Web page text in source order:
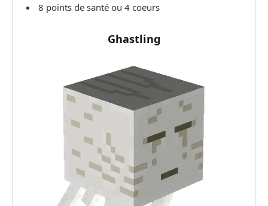
8 points de santé ou 4 coeurs
Ghastling